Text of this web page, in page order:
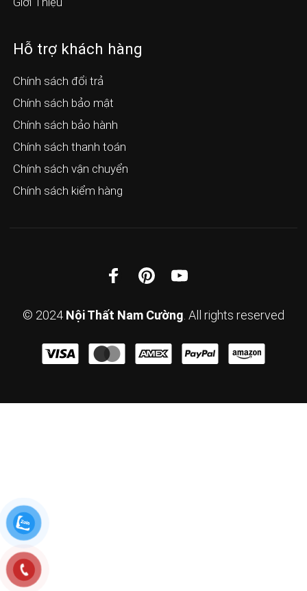
Hỗ trợ khách hàng
Chính sách đổi trả
Chính sách bảo mật
Chính sách bảo hành
Chính sách thanh toán
Chính sách vận chuyển
Chính sách kiểm hàng
© 2024 Nội Thất Nam Cường . All rights reserved